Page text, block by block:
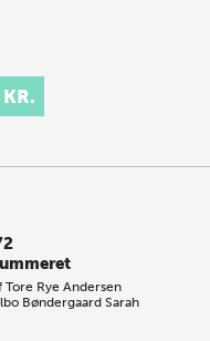
Tore Rye Andersen
Bøndergaard Sarah